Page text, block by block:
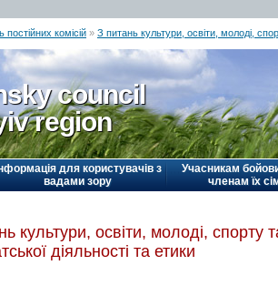
постійних комісій » З питань культури, освіти, молоді,
council
region
для користувачів з
вадами зору
Учасникам
членам їх
культури, освіти, молоді, спорту
діяльності та етики